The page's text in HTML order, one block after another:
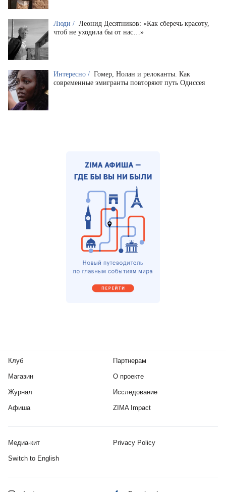
Люди / Леонид Десятников: «Как сберечь красоту,
чтоб не уходила бы от нас…»
Интересно / Гомер, Нолан и релоканты. Как
современные эмигранты повторяют путь Одиссея
Клуб
Магазин
Журнал
Афиша
Партнерам
О проекте
Исследование
ZIMA Impact
Медиа-кит Privacy Policy
Switch to English